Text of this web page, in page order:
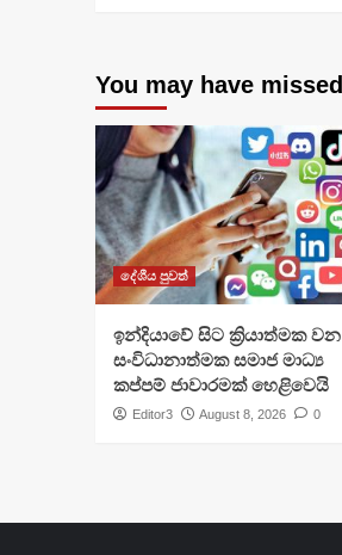
You may have missed
දේශීය පුවත්
​ඉන්දියාවේ සිට ක්‍රියාත්මක වන
සංවිධානාත්මක සමාජ මාධ්‍ය
කප්පම් ජාවාරමක් හෙළිවෙයි
Editor3 August 8, 2026 0